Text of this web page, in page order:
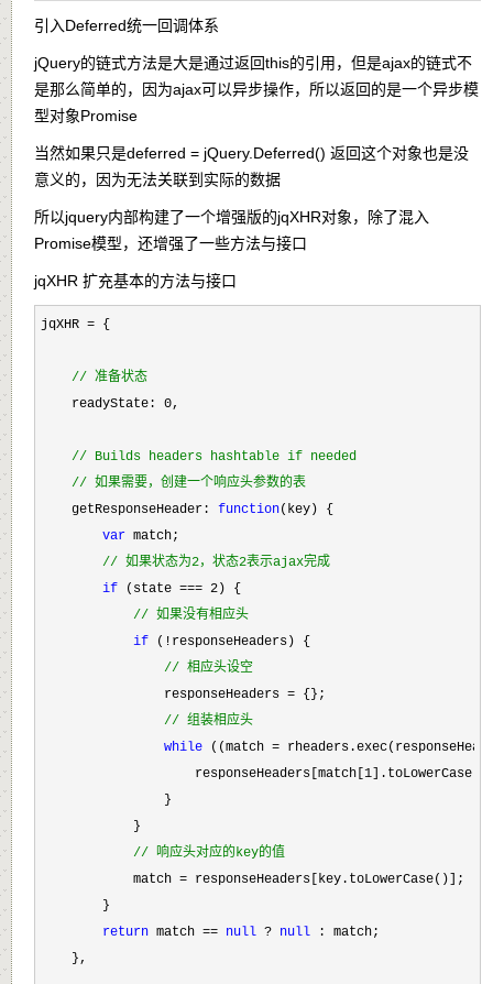
引入Deferred统一回调体系
jQuery的链式方法是大是通过返回this的引用，但是ajax的链式不
是那么简单的，因为ajax可以异步操作，所以返回的是一个异步模
型对象Promise
当然如果只是deferred = jQuery.Deferred() 返回这个对象也是没
意义的，因为无法关联到实际的数据
所以jquery内部构建了一个增强版的jqXHR对象，除了混入
Promise模型，还增强了一些方法与接口
jqXHR 扩充基本的方法与接口
jqXHR = {
// 准备状态
    readyState: 0
,
// Builds headers hashtable if needed
// 如果需要，创建一个响应头参数的表
    getResponseHeader:
function(key) {
var match;
// 如果状态为2，状态2表示ajax完成
if (state === 2) {
// 如果没有相应头
if (! responseHeaders) {
// 相应头设空
                responseHeaders =
{};
// 组装相应头
while ((match =
                    responseHeaders[match[
                }
            }
// 响应头对应的key的值
            match =
responseHeaders[key.toLowerCase()];
        }
return match == null ? null : match;
    },